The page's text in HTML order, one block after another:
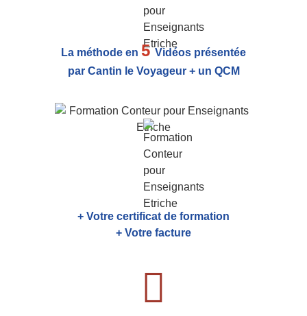
La méthode en 5Vidéos présentée
par Cantin le Voyageur + un QCM
+ Votre certificat de formation
+ Votre facture